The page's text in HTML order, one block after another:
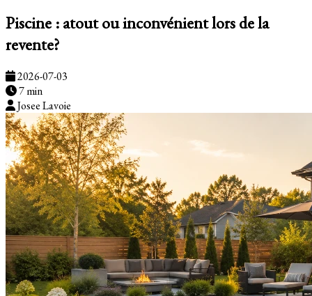
Piscine : atout ou inconvénient lors de la
revente?
2026-07-03
7 min
Josee Lavoie